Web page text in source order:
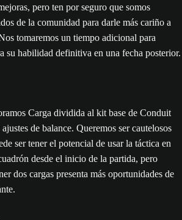
pero ten por seguro que somos
de la comunidad para darle más cariño a
tomaremos un tiempo adicional para
su habilidad definitiva en una fecha posterior.
Carga dividida al kit base de Conduit
de balance. Queremos ser cautelosos
ser tener el potencial de usar la táctica en
desde el inicio de la partida, pero
dos cargas presenta más oportunidades de